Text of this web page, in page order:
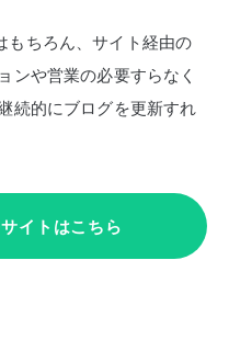
もちろん、サイト経由の
ンや営業の必要すらなく
続的にブログを更新すれ
イトはこちら